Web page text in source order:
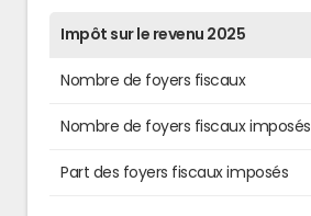
Impôt sur le revenu 2025
Nombre de foyers fiscaux
Nombre de foyers fiscaux imposés
Part des foyers fiscaux imposés